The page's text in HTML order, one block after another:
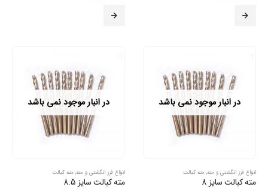
در انبار موجود نمی باشد
انواع فرز انگشتی و مته, مته کبالت
مته کبالت سایز 8
در انبار موجود نمی باشد
انواع فرز انگشتی و مته, مته کبالت
مته کبالت سایز 8.5